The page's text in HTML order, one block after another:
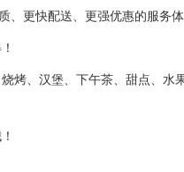
更快配送、更强优惠的服务体
、汉堡、下午茶、甜点、水